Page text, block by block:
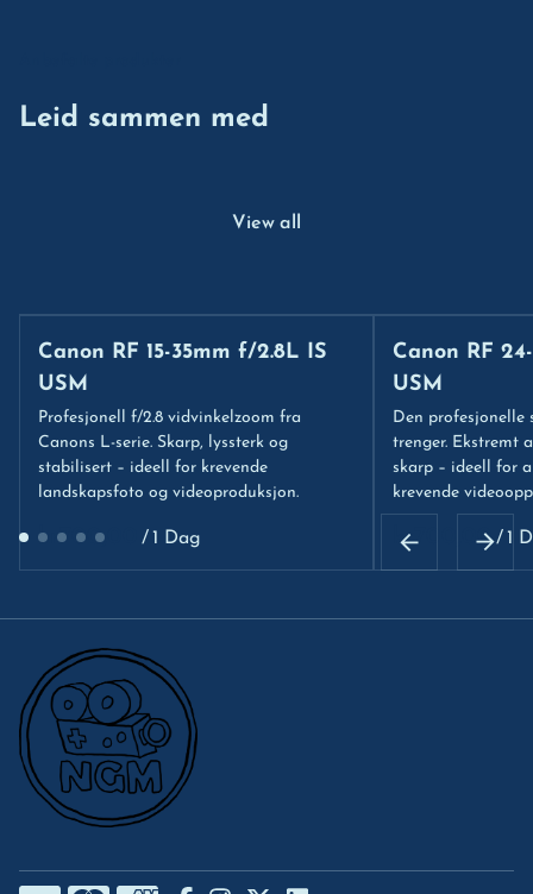
Leid sammen med
View all
Canon RF 15-35mm f/2.8L IS
USM
Profesjonell f/2.8 vidvinkelzoom fra
Canons L-serie. Skarp, lyssterk og
stabilisert – ideell for krevende
landskapsfoto og videoproduksjon.
/
Canon RF
USM
Den profesjonelle
trenger. Ekstremt
skarp – ideell for
krevende
/